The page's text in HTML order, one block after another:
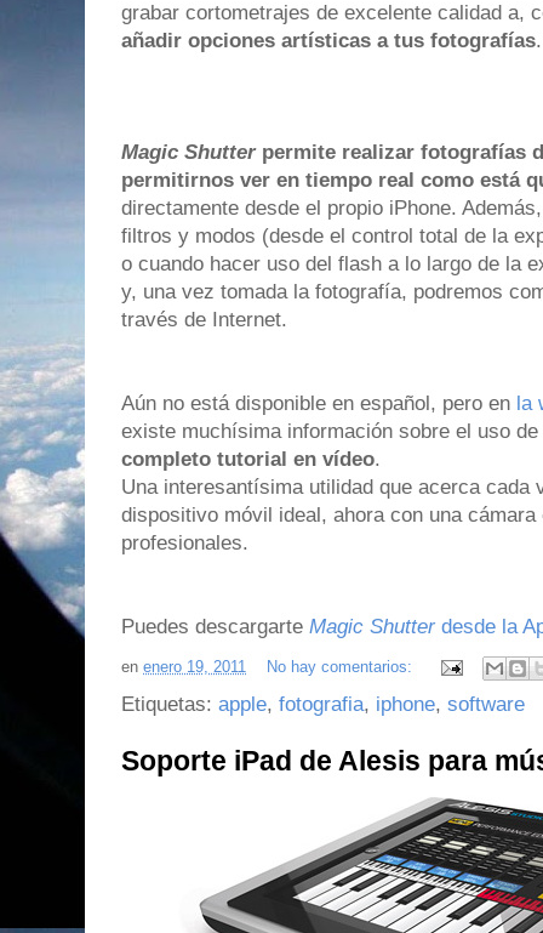
grabar cortometrajes de excelente calidad a,
añadir opciones artísticas a tus fotografías.
Magic Shutterpermite realizar fotografías
permitirnos ver en tiempo real como está
directamente desde el propio iPhone.
filtros y modos (desde el control total de la
o cuando hacer uso del flash a lo largo de la
y, una vez tomada la fotografía, podremos
través de Internet.
Aún no está disponible en español, pero en la
existe muchísima información sobre el uso
completo tutorial en vídeo.
Una interesantísima utilidad que acerca
dispositivo móvil ideal, ahora con una
profesionales.
Puedes descargarte Magic Shutter desde la
en enero 19, 2011 No hay comentarios:
Etiquetas: apple, fotografia, iphone, software
Soporte iPad de Alesis para